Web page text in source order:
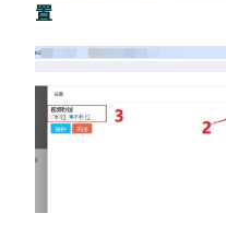
置